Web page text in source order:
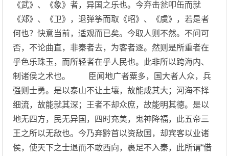
《武》、《象》者，异国之乐也。今弃击瓮叩缶而就
《郑》、《卫》，退弹筝而取《昭》、《虞》，若是者
何也？快意当前，适观而已矣。今取人则不然。不问可
否，不论曲直，非秦者去，为客者逐。然则是所重者在
乎色乐珠玉，而所轻者在乎人民也。此非所以跨海内、
制诸侯之术也。 臣闻地广者粟多，国大者人众，兵
强则士勇。是以泰山不让土壤，故能成其大；河海不择
细流，故能就其深；王者不却众庶，故能明其德。是以
地无四方，民无异国，四时充美，鬼神降福，此五帝三
王之所以无敌也。今乃弃黔首以资敌国，却宾客以业诸
侯，使天下之士退而不敢西向，裹足不入秦，此所谓“借